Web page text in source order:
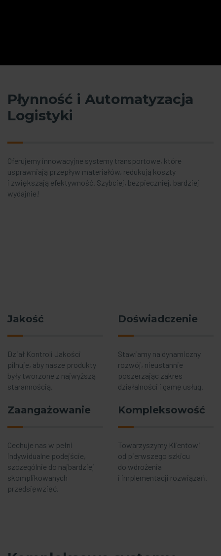
Płynność i Automatyzacja
Logistyki
Oferujemy innowacyjne systemy transportowe, które
usprawniają przepływ materiałów, redukują koszty
i zwiększają efektywność. Szybciej, bezpieczniej, bardziej
wydajnie!
Jakość
Dział Kontroli Jakości
pilnuje, aby nasze produkty
były tworzone z najwyższą
starannością.
Doświadczenie
Stawiamy na dynamiczny
rozwój, nieustannie
poszerzając zakres
działalności i gamę usług.
Zaangażowanie
Cechuje nas w pełni
indywidualne podejście,
szczególnie do najbardziej
skomplikowanych
przedsięwzięć.
Kompleksowość
Towarzyszymy Klientowi
od pierwszego szkicu
do wdrożenia
i implementacji rozwiązań.